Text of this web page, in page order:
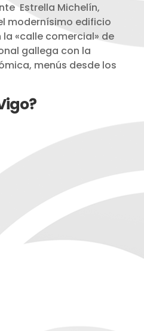
Estrella Michelín,
modernísimo edificio
«calle comercial» de
gallega con la
menús desde los